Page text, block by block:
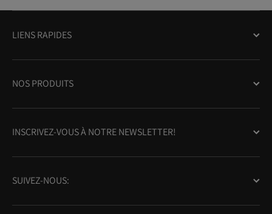
LIENS RAPIDES
NOS PRODUITS
INSCRIVEZ-VOUS À NOTRE NEWSLETTER!
SUIVEZ-NOUS: